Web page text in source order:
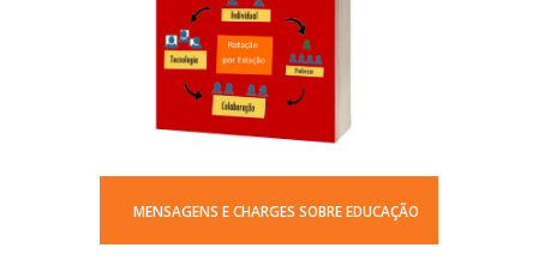
MENSAGENS E CHARGES SOBRE EDUCAÇÃO